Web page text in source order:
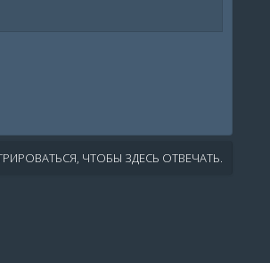
ЧТОБЫ ЗДЕСЬ ОТВЕЧАТЬ.